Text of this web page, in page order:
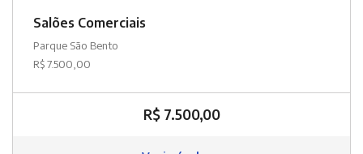
Salões Comerciais
Parque São Bento
R$ 7.500,00
R$ 7.500,00